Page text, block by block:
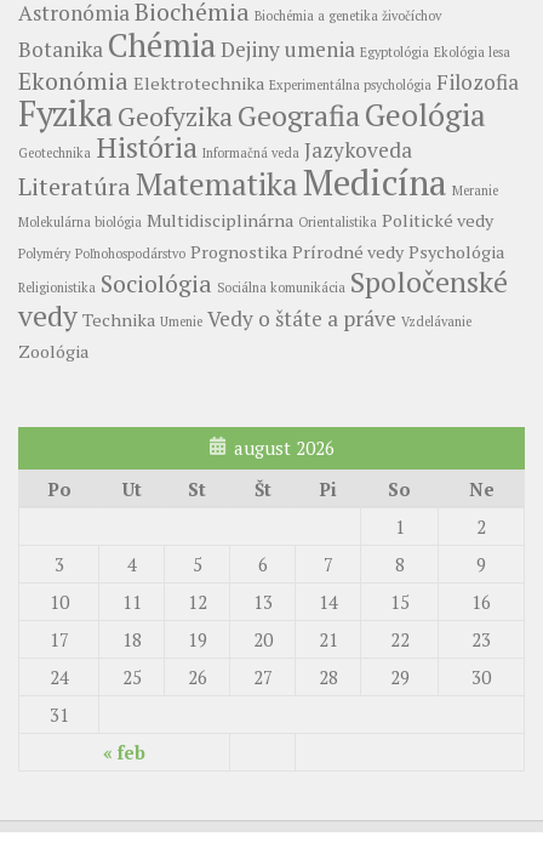
Astronómia Biochémia Biochémia a genetika živočíchov
Botanika ChémiaDejiny umenia Egyptológia Ekológia lesa
Ekonómia Elektrotechnika Experimentálna psychológia Filozofia
FyzikaGeofyzika GeografiaGeológia
Geotechnika História Informačná veda Jazykoveda
LiteratúraMatematikaMedicína Meranie
Molekulárna biológia Multidisciplinárna Orientalistika Politické vedy
Polyméry Poľnohospodárstvo Prognostika Prírodné vedy Psychológia
Religionistika Sociológia Sociálna komunikácia Spoločenské
vedy Technika Umenie Vedy o štáte a práve Vzdelávanie
Zoológia
august 2026
Po
Ut St Št Pi So Ne
« feb
1
2
3
4 5 6 7 8
9
10
11 12 13 14 15
16
17
18 19 20 21 22
23
24
25 26 27 28 29
30
31